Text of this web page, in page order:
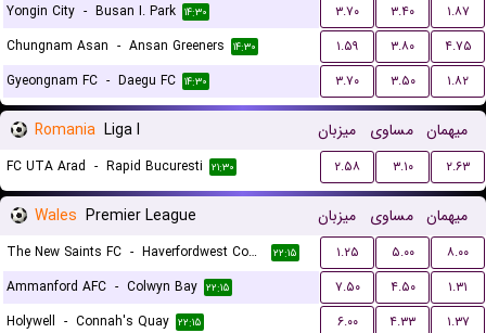
Yongin City - Busan I. Park ۱۴:۳۰ ۳.۷۰ ۳.۴۰
۱.۸۷
Chungnam Asan - Ansan Greeners ۱۴:۳۰ ۱.۵۹ ۳.۸۰
۴.۷۵
Gyeongnam FC - Daegu FC ۱۴:۳۰ ۳.۷۰ ۳.۵۰ ۱.۸۲
Romania Liga I میزبان مساوی میهمان
FC UTA Arad - Rapid Bucuresti ۲۱:۳۰ ۲.۵۸ ۳.۱۰ ۲.۶۳
Wales Premier League میزبان مساوی میهمان
The New Saints FC - Haverfordwest County ۲۲:۱۵ ۱.۲۵ ۵.۰۰
۸.۰۰
Ammanford AFC - Colwyn Bay ۲۲:۱۵ ۷.۵۰ ۴.۵۰
۱.۳۱
Holywell - Connah's Quay ۲۲:۱۵ ۶.۰۰ ۴.۳۳
۱.۳۷